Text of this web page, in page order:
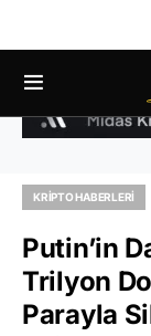
KRIPTO HABERLERI
Putin’in
Trilyon
Parayla